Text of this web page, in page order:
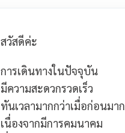
สวัสดีค่ะ
การเดินทางในปัจจุบัน
มีความสะดวกรวดเร็ว
ทันเวลามากกว่าเมื่อก่อนมาก
เนื่องจากมีการคมนาคม